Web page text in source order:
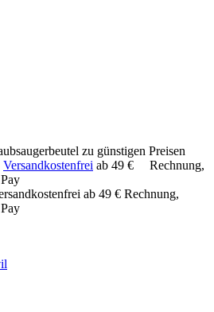
zu günstigen Preisen
Versandkostenfrei ab 49 €
Rechnung,
ab 49 € Rechnung,